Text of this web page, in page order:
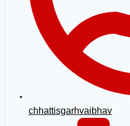
chhattisgarhvaibhav